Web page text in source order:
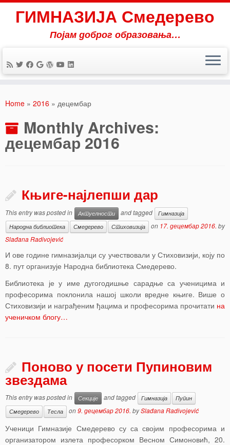
ГИМНАЗИЈА Смедерево
Појам доброг образовања…
Home » 2016 » децембар
Monthly Archives:
децембар 2016
Књиге-најлепши дар
This entry was posted in Актуелности and tagged
Гимназија
Народна библиотека
Смедерево Стиховизија on 17. децембар 2016. by
Slađana Radivojević
И ове године гимназијалци су учествовали у Стиховизији, коју по
8. пут организује Народна библиотека Смедерево.
Библиотека је у име дугогодишње сарадње са ученицима и
професорима поклонила нашој школи вредне књиге. Више о
Стиховизији и награђеним ђацима и професорима прочитати на
ученичком блогу…
Поново у посети Пупиновим
звездама
This entry was posted in Секције and tagged Гимназија
Пупин
Смедерево
Тесла on9. децембар 2016. bySlađana Radivojević
Ученици Гимназије Смедерево су са својим професорима и
организатором излета професорком Весном Симоновић, 20.